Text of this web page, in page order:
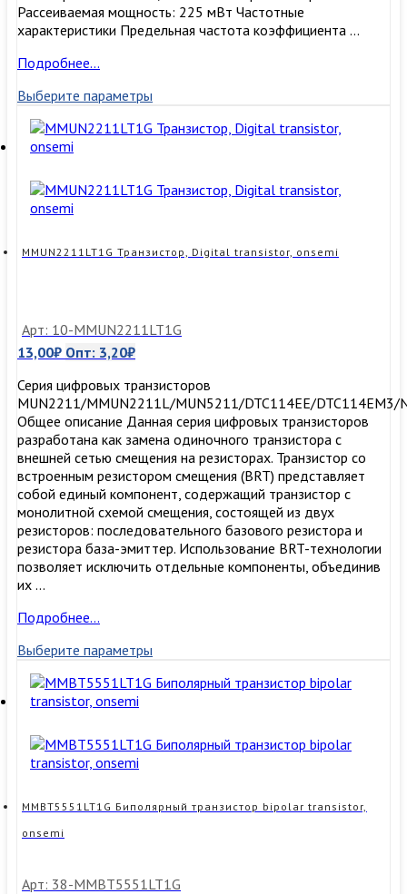
Рассеиваемая мощность: 225 мВт Частотные
характеристики Предельная частота коэффициента …
MMBTA56LT1G
onsemi
Подробнее…
Выберите параметры
MMUN2211LT1G Транзистор, Digital transistor, onsemi
Арт: 10-MMUN2211LT1G
13,00₽ Опт: 3,20₽
Серия цифровых транзисторов
MUN2211/MMUN2211L/MUN5211/DTC114EE/DTC114EM3/
Общее описание Данная серия цифровых транзисторов
разработана как замена одиночного транзистора с
внешней сетью смещения на резисторах. Транзистор со
встроенным резистором смещения (BRT) представляет
собой единый компонент, содержащий транзистор с
монолитной схемой смещения, состоящей из двух
резисторов: последовательного базового резистора и
резистора база-эмиттер. Использование BRT-технологии
позволяет исключить отдельные компоненты, объединив
их …
MMUN2211LT1G
Digital
transistor,
onsemi
Подробнее…
Выберите параметры
MMBT5551LT1G Биполярный транзистор bipolar transistor,
onsemi
Арт: 38-MMBT5551LT1G